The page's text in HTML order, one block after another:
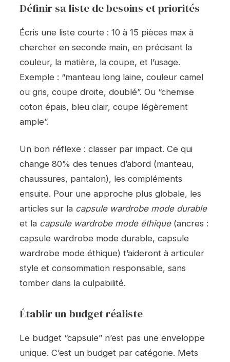
Définir sa liste de besoins et priorités
Écris une liste courte : 10 à 15 pièces max à
chercher en seconde main, en précisant la
couleur, la matière, la coupe, et l’usage.
Exemple : “manteau long laine, couleur camel
ou gris, coupe droite, doublé”. Ou “chemise
coton épais, bleu clair, coupe légèrement
ample”.
Un bon réflexe : classer par impact. Ce qui
change 80% des tenues d’abord (manteau,
chaussures, pantalon), les compléments
ensuite. Pour une approche plus globale, les
articles sur la capsule wardrobe mode durable
et la capsule wardrobe mode éthique(ancres :
capsule wardrobe mode durable, capsule
wardrobe mode éthique) t’aideront à articuler
style et consommation responsable, sans
tomber dans la culpabilité.
Établir un budget réaliste
Le budget “capsule” n’est pas une enveloppe
unique. C’est un budget par catégorie. Mets